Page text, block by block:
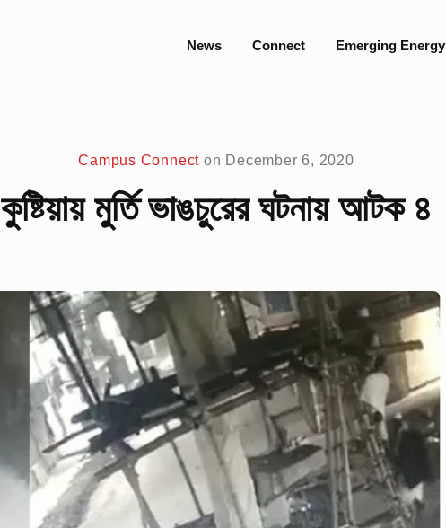
Site
News Connect Emerging Energy
Campus Connect on December 6, 2020
কুষ্টিয়ায় মুর্তি ভাঙচুরের ঘটনায় আটক ৪